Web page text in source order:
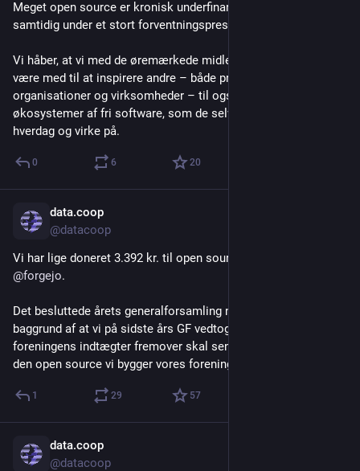
Meget open source er kronisk underfinansieret, og udvikles
samtidig under et stort forventningspres.
Vi håber, at vi med de øremærkede midler til open source kan
være med til at inspirere andre – både privatpersoner,
organisationer og virksomheder – til også at medfinansiere de
økosystemer af fri software, som de selv bygger deres
hverdag og virke på.
0 6 20
data.coop
@datacoop
@forgejo.
Det besluttede årets generalforsamling nemlig i søndags, på
baggrund af at vi på sidste års GF vedtog at 10% af
foreningens indtægter fremover skal sendes videre til noget af
den open source vi bygger vores forening oven på.
1 29 57
data.coop
@datacoop